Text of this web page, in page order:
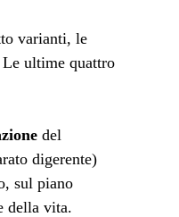
varianti, le
Le ultime quattro
del
digerente)
sul piano
della vita.